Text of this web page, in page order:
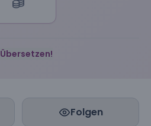
Übersetzen!
Folgen